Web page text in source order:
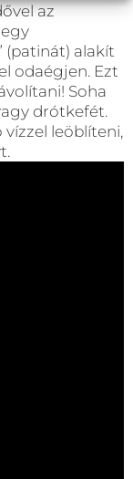
az
(patinát) alakít
odaégjen. Ezt
Soha
drótkefét.
leöblíteni,